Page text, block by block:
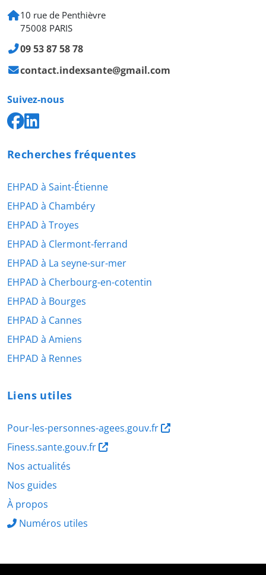
10 rue de Penthièvre
75008 PARIS
09 53 87 58 78
contact.indexsante@gmail.com
Suivez-nous
Recherches fréquentes
EHPAD à Saint-Étienne
EHPAD à Chambéry
EHPAD à Troyes
EHPAD à Clermont-ferrand
EHPAD à La seyne-sur-mer
EHPAD à Cherbourg-en-cotentin
EHPAD à Bourges
EHPAD à Cannes
EHPAD à Amiens
EHPAD à Rennes
Liens utiles
Pour-les-personnes-agees.gouv.fr
Finess.sante.gouv.fr
Nos actualités
Nos guides
À propos
Numéros utiles